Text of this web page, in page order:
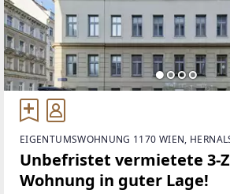
EIGENTUMSWOHNUNG 1170 WIEN,
Unbefristet vermietete 3-
Wohnung in guter Lage!